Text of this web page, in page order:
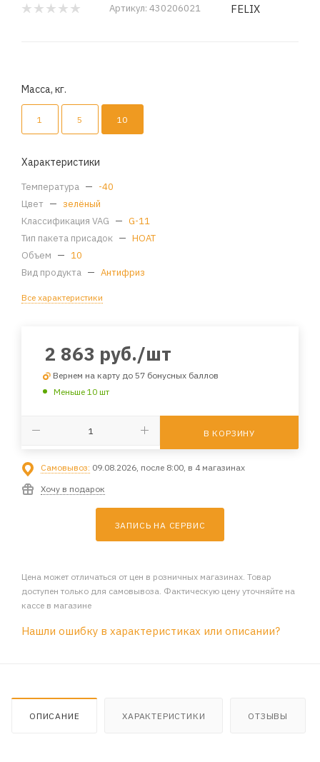
Артикул: 430206021 FELIX
Масса, кг.
1 5 10
Характеристики
Температура — -40
Цвет — зелёный
Классификация VAG — G-11
Тип пакета присадок — HOAT
Объем — 10
Вид продукта — Антифриз
Все характеристики
2 863 руб./шт
Вернем на карту до 57 бонусных баллов
Меньше 10 шт
В КОРЗИНУ
Самовывоз: 09.08.2026, после 8:00, в 4 магазинах
Хочу в подарок
ЗАПИСЬ НА СЕРВИС
Цена может отличаться от цен в розничных магазинах. Товар
доступен только для самовывоза. Фактическую цену уточняйте на
кассе в магазине
Нашли ошибку в характеристиках или описании?
ОПИСАНИЕ ХАРАКТЕРИСТИКИ ОТЗЫВЫ